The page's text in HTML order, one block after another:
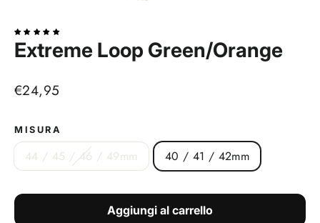
Extreme Loop Green/Orange
Prezzo
listino
€24,95
MISURA
44 / 45 / 46 / 49mm 40 / 41 / 42mm
Aggiungi al carrello